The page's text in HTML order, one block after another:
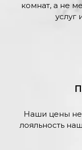
комнат, а не
услуг
Наши цены не
лояльность